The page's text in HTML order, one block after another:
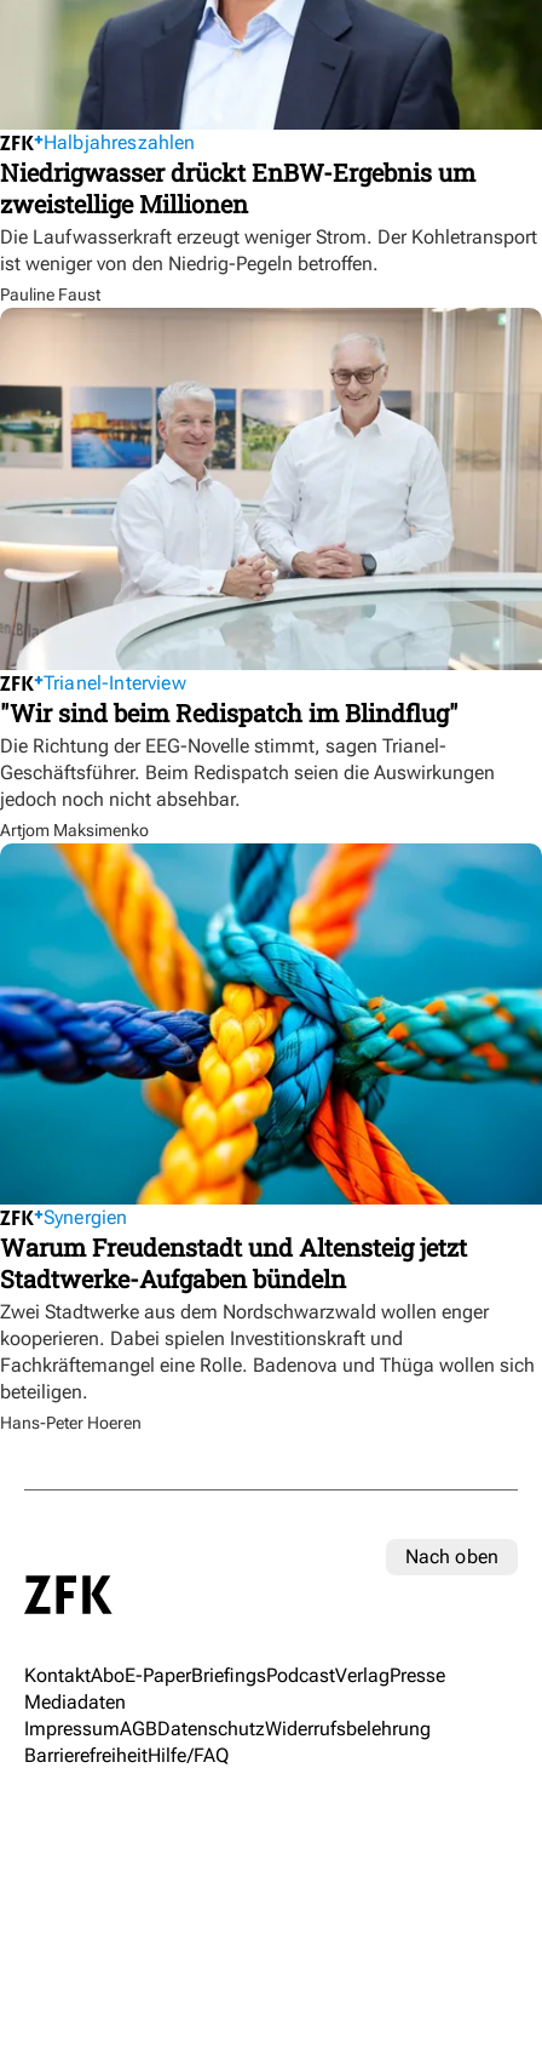
Halbjahreszahlen
Niedrigwasser drückt EnBW-Ergebnis um
zweistellige Millionen
Die Laufwasserkraft erzeugt weniger Strom. Der Kohletransport
ist weniger von den Niedrig-Pegeln betroffen.
Pauline Faust
Trianel-Interview
"Wir sind beim Redispatch im Blindflug"
Die Richtung der EEG-Novelle stimmt, sagen Trianel-
Geschäftsführer. Beim Redispatch seien die Auswirkungen
jedoch noch nicht absehbar.
Artjom Maksimenko
Synergien
Warum Freudenstadt und Altensteig jetzt
Stadtwerke-Aufgaben bündeln
Zwei Stadtwerke aus dem Nordschwarzwald wollen enger
kooperieren. Dabei spielen Investitionskraft und
Fachkräftemangel eine Rolle. Badenova und Thüga wollen sich
beteiligen.
Hans-Peter Hoeren
Nach oben
KontaktAboE-PaperBriefingsPodcastVerlagPresse
Mediadaten
ImpressumAGBDatenschutzWiderrufsbelehrung
BarrierefreiheitHilfe/FAQ